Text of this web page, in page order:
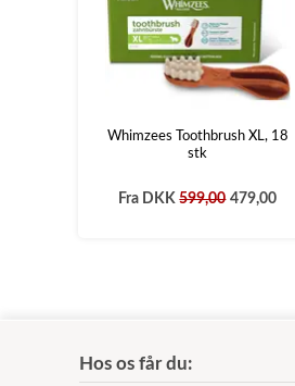
Whimzees Toothbrush XL, 18
stk
Fra DKK599,00 479,00
Hos os får du: